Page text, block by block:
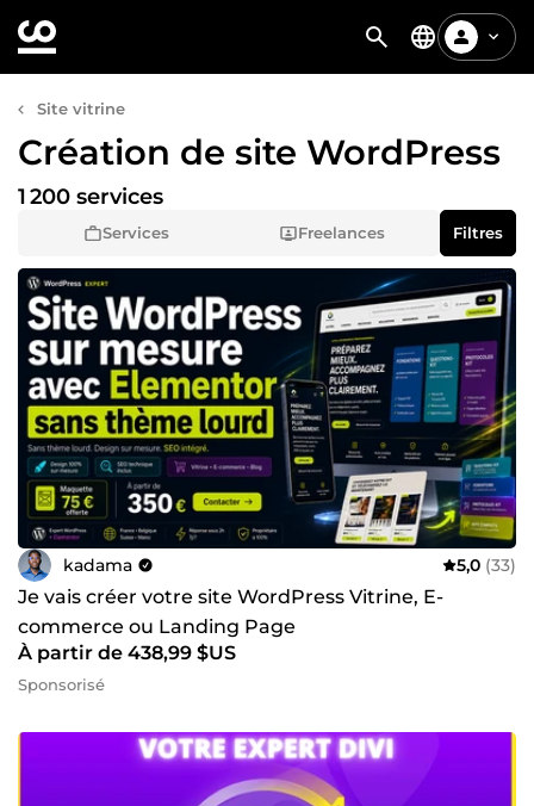
Site vitrine
Création de site WordPress
Services Freelances
1 200 services
Filtres
kadama 5,0 (33)
Je vais créer votre site WordPress Vitrine, E-
commerce ou Landing Page
À partir de 438,99 $US
Sponsorisé